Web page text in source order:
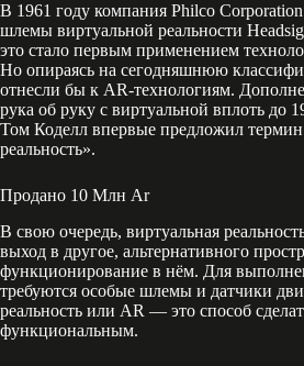
В 1961 году компания Philco Corporation
шлемы виртуальной реальности
это стало первым применением
Но опираясь на сегодняшнюю
отнесли бы к AR-технологиям.
рука об руку с виртуальной вплоть до
Том Коделл впервые предложил
реальность».
Продано 10 Млн Ar
В свою очередь, виртуальная
выход в другое, альтернативного
функционирование в нём. Для
требуются особые шлемы и датчики
реальность или AR — это способ
функциональным.